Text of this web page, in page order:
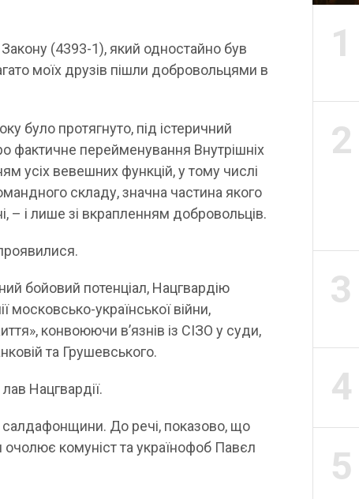
(4393-1), який одностайно був
моїх друзів пішли добровольцями в
було протягнуто, під істеричний
фактичне перейменування Внутрішніх
усіх вевешних функцій, у тому числі
складу, значна частина якого
– і лише зі вкрапленням добровольців.
бойовий потенціал, Нацгвардію
московсько-української війни,
конвоюючи в’язнів із СІЗО у суди,
та Грушевського.
Нацгвардії.
салдафонщини. До речі, показово, що
очолює комуніст та українофоб Павєл
1
2
3
4
5